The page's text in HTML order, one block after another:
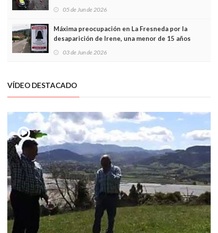
frontal
05 de Jun de 2026
Máxima preocupación en La Fresneda por la
desaparición de Irene, una menor de 15 años
03 de Jun de 2026
VÍDEO DESTACADO